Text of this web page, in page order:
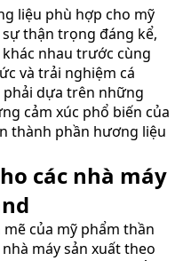
liệu phù hợp cho mỹ
thận trọng đáng kể,
nhau trước cùng
và trải nghiệm cá
phải dựa trên những
cảm xúc phổ biến của
thành phần hương liệu
các nhà máy
của mỹ phẩm thần
máy sản xuất theo